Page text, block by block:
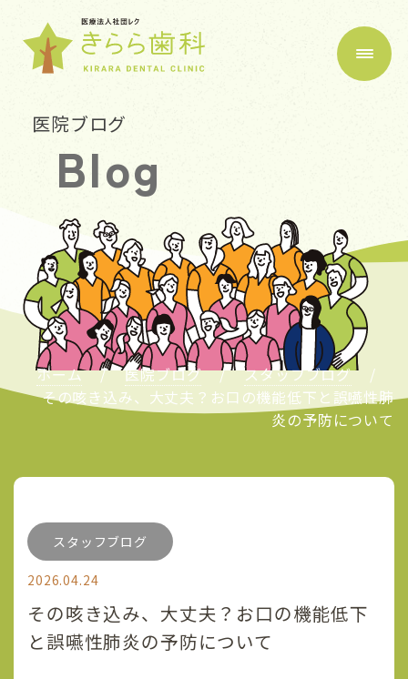
医院ブログ
Blog
ホーム 医院ブログ
スタッフブログ
その咳き込み、大丈夫？お口の機能低下と誤嚥性肺
炎の予防について
スタッフブログ
2026.04.24
その咳き込み、大丈夫？お口の機能低下
と誤嚥性肺炎の予防について